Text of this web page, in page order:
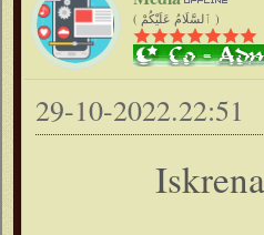
( ٱلسَّلَامُ عَلَيْكُمْ )
29-10-2022.22:51